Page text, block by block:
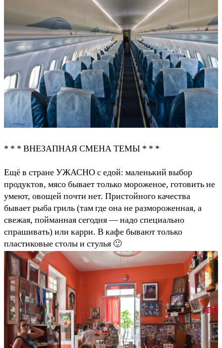
* * * ВНЕЗАПНАЯ СМЕНА ТЕМЫ * * *
Ещё в стране УЖАСНО с едой: маленький выбор
продуктов, мясо бывает только мороженое, готовить не
умеют, овощей почти нет. Пристойного качества
бывает рыба гриль (там где она не размороженная, а
свежая, пойманная сегодня — надо специально
спрашивать) или карри. В кафе бывают только
пластиковые столы и стулья 🙂